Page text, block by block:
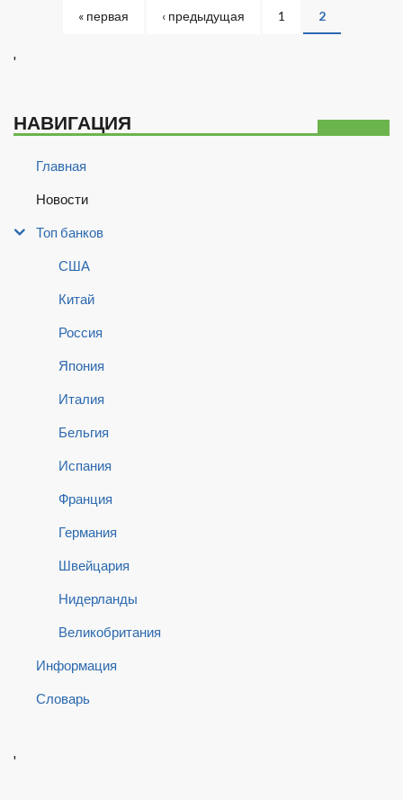
СТРАНИЦЫ
« первая ‹ предыдущая 1 2
'
НАВИГАЦИЯ
Главная
Новости
Топ банков
США
Китай
Россия
Япония
Италия
Бельгия
Испания
Франция
Германия
Швейцария
Нидерланды
Великобритания
Информация
Словарь
'